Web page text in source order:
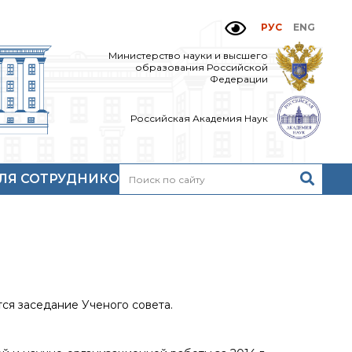
РУС ENG
Министерство науки и высшего
образования Российской
Федерации
Российская Академия Наук
СОТРУДНИКОВ
заседание Ученого совета.